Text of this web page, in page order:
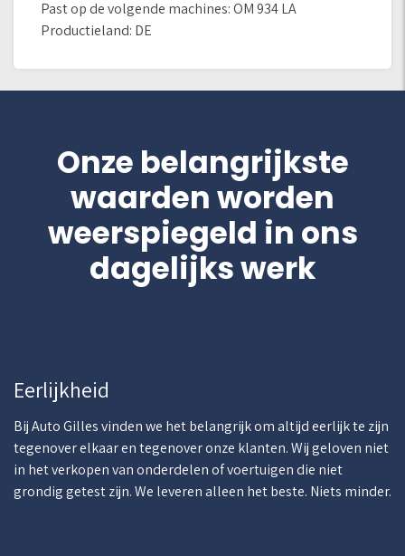
Past op de volgende machines: OM 934 LA
Productieland: DE
Onze belangrijkste
waarden worden
weerspiegeld in ons
dagelijks werk
Eerlijkheid
Bij Auto Gilles vinden we het belangrijk om altijd eerlijk te zijn
tegenover elkaar en tegenover onze klanten. Wij geloven niet
in het verkopen van onderdelen of voertuigen die niet
grondig getest zijn. We leveren alleen het beste. Niets minder.